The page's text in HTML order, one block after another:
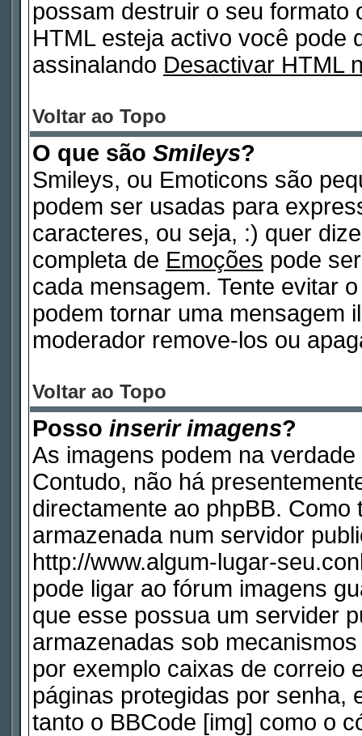
possam destruir o seu formato
HTML esteja activo você pode
assinalando Desactivar HTML
Voltar ao Topo
O que são Smileys?
Smileys, ou Emoticons são
podem ser usadas para
caracteres, ou seja, :) quer
completa de Emoções pode
cada mensagem. Tente evitar
podem tornar uma mensagem
moderador remove-los ou
Voltar ao Topo
Posso inserir imagens?
As imagens podem na
Contudo, não há
directamente ao phpBB.
armazenada num servidor
http://www.algum-lugar-
pode ligar ao fórum imagens
que esse possua um servider
armazenadas sob
por exemplo caixas de correio
páginas protegidas por senha,
tanto o BBCode [img] como o